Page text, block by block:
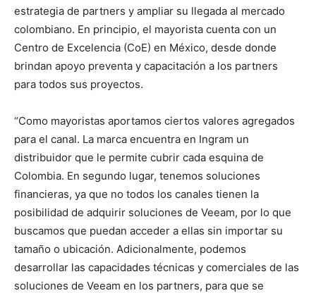
estrategia de partners y ampliar su llegada al mercado
colombiano. En principio, el mayorista cuenta con un
Centro de Excelencia (CoE) en México, desde donde
brindan apoyo preventa y capacitación a los partners
para todos sus proyectos.
“Como mayoristas aportamos ciertos valores agregados
para el canal. La marca encuentra en Ingram un
distribuidor que le permite cubrir cada esquina de
Colombia. En segundo lugar, tenemos soluciones
financieras, ya que no todos los canales tienen la
posibilidad de adquirir soluciones de Veeam, por lo que
buscamos que puedan acceder a ellas sin importar su
tamaño o ubicación. Adicionalmente, podemos
desarrollar las capacidades técnicas y comerciales de las
soluciones de Veeam en los partners, para que se